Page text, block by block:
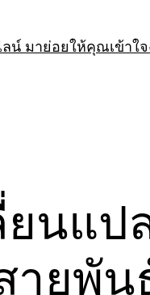
มาย่อยให้คุณเข้าใ
ยนแ
ายพั